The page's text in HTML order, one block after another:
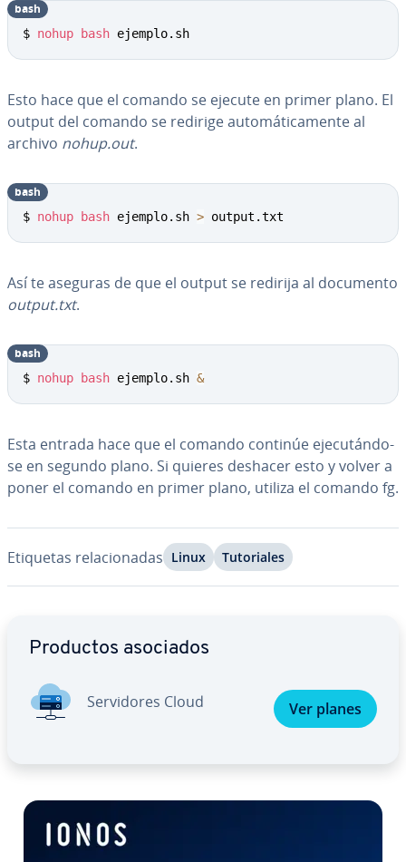
$ nohup bash ejemplo.sh
bash
Esto hace que el comando se ejecute en primer plano. El
output del comando se redirige au­to­má­ti­ca­me­n­te al
archivo nohup.out.
$ nohup bash ejemplo.sh > output.txt
bash
Así te aseguras de que el output se redirija al documento
output.txt.
$ nohup bash ejemplo.sh &
bash
Esta entrada hace que el comando continúe eje­cu­tá­n­do­
se en segundo plano. Si quieres deshacer esto y volver a
poner el comando en primer plano, utiliza el comando fg.
Etiquetas re­la­cio­na­das Linux Tu­to­ria­les
Productos asociados
Se­r­vi­do­res Cloud Ver planes